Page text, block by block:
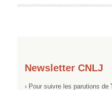
Newsletter CNLJ
› Pour suivre les parutions de